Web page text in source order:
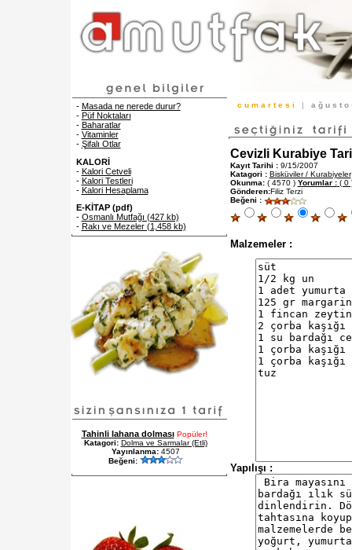
- Masada ne nerede durur?
- Püf Noktaları
- Baharatlar
- Vitaminler
- Şifalı Otlar
KALORİ
- Kalori Cetveli
- Kalori Testleri
- Kalori Hesaplama
E-KİTAP (pdf)
- Osmanlı Mutfağı (427 kb)
- Rakı ve Mezeler (1,458 kb)
Tahinli lahana dolmasıPopüler!
Katagori: Dolma ve Sarmalar (Etli)
Yayınlanma: 4507
Beğeni:
c u m a r t e s i | a ğ u s t
Cevizli Kurabiye
Kayıt Tarihi :9/15/2007
Katagori : Bisküviler / Kurabiyeler
Okunma:( 4570 ) Yorumlar :( 0
Gönderen:Filiz Terzi
Beğeni :
Malzemeler :
Yapılışı :